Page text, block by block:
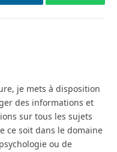
LinkedIn
je mets à disposition
des informations et
sur tous les sujets
ce soit dans le domaine
ou de